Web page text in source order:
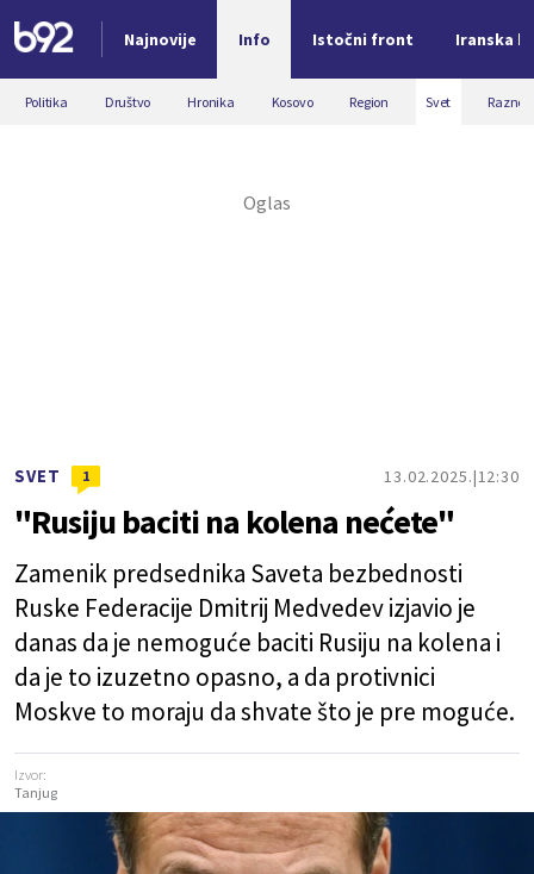
Najnovije Info Istočni front Iranska
Nova vest
Politika Društvo Hronika Kosovo Region Svet Razno
SVET 1 13.02.2025. 12:30
"Rusiju baciti na kolena nećete"
Zamenik predsednika Saveta bezbednosti
Ruske Federacije Dmitrij Medvedev izjavio je
danas da je nemoguće baciti Rusiju na kolena i
da je to izuzetno opasno, a da protivnici
Moskve to moraju da shvate što je pre moguće.
Izvor:
Tanjug